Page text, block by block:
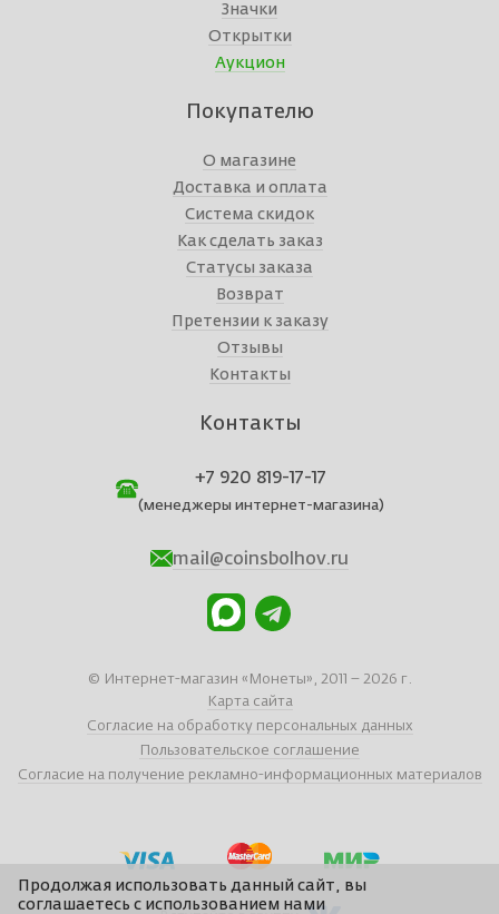
Значки
Открытки
Аукцион
Покупателю
О магазине
Доставка и оплата
Система скидок
Как сделать заказ
Статусы заказа
Возврат
Претензии к заказу
Отзывы
Контакты
Контакты
+7 920 819-17-17
(менеджеры интернет-магазина)
mail@coinsbolhov.ru
© Интернет-магазин «Монеты», 2011 – 2026 г.
Карта сайта
Согласие на обработку персональных данных
Пользовательское соглашение
Согласие на получение рекламно-информационных материалов
Продолжая использовать данный сайт, вы
соглашаетесь с использованием нами